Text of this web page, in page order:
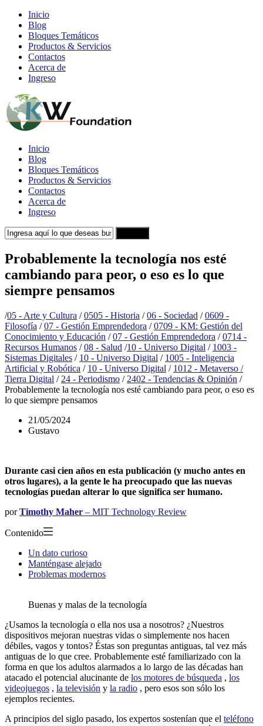
Inicio
Blog
Bloques Temáticos
Productos & Servicios
Contactos
Acerca de
Ingreso
Inicio
Blog
Bloques Temáticos
Productos & Servicios
Contactos
Acerca de
Ingreso
Probablemente la tecnología nos esté
cambiando para peor, o eso es lo que
siempre pensamos
/05 - Arte y Cultura / 0505 - Historia / 06 - Sociedad / 0609 -
Filosofía / 07 - Gestión Emprendedora / 0709 - KM: Gestión del
Conocimiento y Educación / 07 - Gestión Emprendedora / 0714 -
Recursos Humanos / 08 - Salud /10 - Universo Digital / 1003 -
Sistemas Digitales / 10 - Universo Digital / 1005 - Inteligencia
Artificial y Robótica / 10 - Universo Digital / 1012 - Metaverso /
Tierra Digital / 24 - Periodismo / 2402 - Tendencias & Opinión /
Probablemente la tecnología nos esté cambiando para peor, o eso es
lo que siempre pensamos
21/05/2024
Gustavo
Durante casi cien años en esta publicación (y mucho antes en
otros lugares), a la gente le ha preocupado que las nuevas
tecnologías puedan alterar lo que significa ser humano.
porTimothy Maher – MIT Technology Review
Contenido
Un dato curioso
Manténgase alejado
Problemas modernos
Buenas y malas de la tecnología
¿Usamos la tecnología o ella nos usa a nosotros? ¿Nuestros
dispositivos mejoran nuestras vidas o simplemente nos hacen
débiles, vagos y tontos? Éstas son preguntas antiguas, tal vez más
antiguas de lo que cree. Probablemente esté familiarizado con la
forma en que los adultos alarmados a lo largo de las décadas han
atacado el potencial alucinante de los motores de búsqueda , los
videojuegos , la televisión y la radio , pero esos son sólo los
ejemplos recientes.
A principios del siglo pasado, los expertos sostenían que el teléfono